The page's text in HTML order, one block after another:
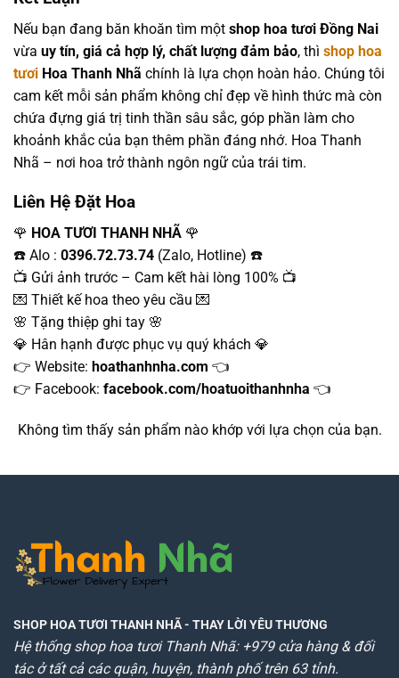
Nếu bạn đang băn khoăn tìm một shop hoa tươi Đồng Nai
vừa uy tín, giá cả hợp lý, chất lượng đảm bảo, thì shop hoa
tươi Hoa Thanh Nhã chính là lựa chọn hoàn hảo. Chúng tôi
cam kết mỗi sản phẩm không chỉ đẹp về hình thức mà còn
chứa đựng giá trị tinh thần sâu sắc, góp phần làm cho
khoảnh khắc của bạn thêm phần đáng nhớ. Hoa Thanh
Nhã – nơi hoa trở thành ngôn ngữ của trái tim.
Liên Hệ Đặt Hoa
🌹 HOA TƯƠI THANH NHÃ 🌹
☎️ Alo : 0396.72.73.74 (Zalo, Hotline) ☎️
📺 Gửi ảnh trước – Cam kết hài lòng 100% 📺
💌 Thiết kế hoa theo yêu cầu 💌
🌸 Tặng thiệp ghi tay 🌸
💎 Hân hạnh được phục vụ quý khách 💎
👉 Website: hoathanhnha.com 👈
👉 Facebook: facebook.com/hoatuoithanhnha 👈
Không tìm thấy sản phẩm nào khớp với lựa chọn của bạn.
SHOP HOA TƯƠI THANH NHÃ- THAY LỜI YÊU THƯƠNG
Hệ thống shop hoa tươi Thanh Nhã: +979 cửa hàng & đối
tác ở tất cả các quận, huyện, thành phố trên 63 tỉnh.